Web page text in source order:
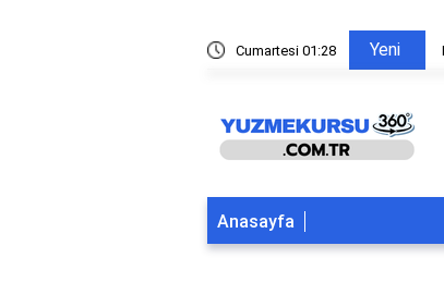
Cumartesi 01:28 Yeni
Anasayfa